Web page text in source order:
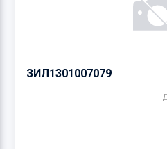
ЗИЛ1301007079